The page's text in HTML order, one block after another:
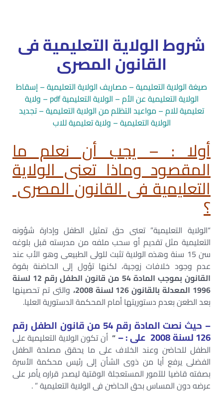
شروط الولاية التعليمية فى
القانون المصرى
صيغة الولاية التعليمية – مصاريف الولاية التعليمية – إسقاط
الولاية التعليمية عن الأم – الولاية التعليمية pdf – ولاية
تعليمية للام – مواعيد التظلم من الولاية التعليمية – تجديد
الولاية التعليمية – ولاية تعليمية للاب
أولا : – يجب أن نعلم ما
المقصود وماذا تعنى الولاية
التعليمية فى القانون المصرى
؟
“الولاية التعليمية” تعنى حق تمثيل الطفل وإدارة شؤونه
التعليمية مثل تقديم أو سحب ملفه من مدرسته قبل بلوغه
سن 15 سنة وهذه الولاية تثبت للولى الطبيعى وهو الأب عند
عدم وجود خلافات زوجية، لكنها تؤول إلى الحاضنة بقوة
القانون بموجب المادة 54 من قانون الطفل رقم 12 لسنة
1996 المعدلة بالقانون 126 لسنة 2008،
والتى تم تحصينها
بعد الطعن بعدم دستوريتها أمام المحكمة الدستورية العليا.
– حيث نصت المادة رقم 54 من قانون الطفل رقم
126 لسنة 2008 على : – “أن تكون الولاية التعليمية على
الطفل للحاضن وعند الخلاف على ما يحقق مصلحة الطفل
الفضلى يرفع أيا من ذوى الشأن إلى رئيس محكمة الأسرة
بصفته قاضيا للآمور المستعجلة الوقتية ليصدر قراره يأمر على
عرضه دون المساس بحق الحاضن فى الولاية التعليمية ” .